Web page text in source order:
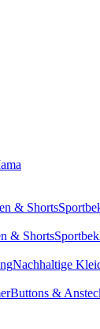
& Shorts
& Shorts
Nachhaltige
Buttons &